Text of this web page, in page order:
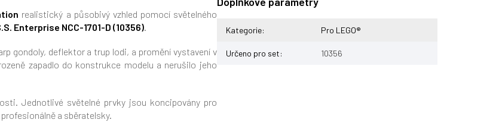
realistický a působivý vzhled pomocí světelného
Enterprise NCC-1701-D (10356).
gondoly, deflektor a trup lodi, a promění vystavení v
zapadlo do konstrukce modelu a nerušilo jeho
Jednotlivé světelné prvky jsou koncipovány pro
a sběratelsky.
Kategorie: Pro LEGO®
Určeno pro set: 10356